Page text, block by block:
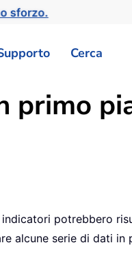
sforzo.
Cerca
primo
potrebbero
alcune serie di dati